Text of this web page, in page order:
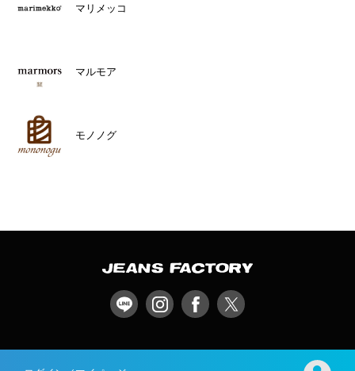
マリメッコ
マルモア
モノノグ